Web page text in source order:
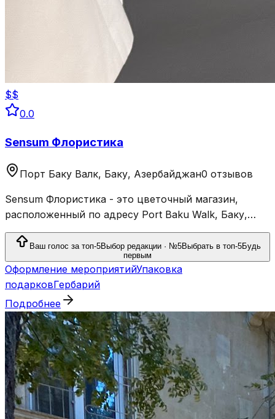
$$
0.0
Sensum Флористика
Порт Баку Валк, Баку, Азербайджан0 отзывов
Sensum Флористика - это цветочный магазин,
расположенный по адресу Port Baku Walk, Баку,
предлагающий цветочные композиции и
сопутствующие услуги.
Ваш голос за топ-5Выбор редакции · №5Выбрать в топ-5Будь
первым
Оформление мероприятийУпаковка
подарковГербарий
Подробнее